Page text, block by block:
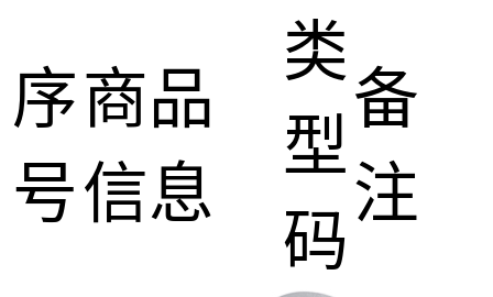
序
号
商品
信息
类
型
码
备
注